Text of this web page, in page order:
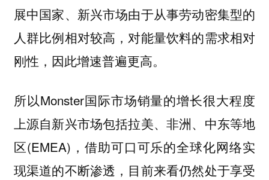
展中国家、新兴市场由于从事劳动密集型的
人群比例相对较高，对能量饮料的需求相对
刚性，因此增速普遍更高。
所以Monster国际市场销量的增长很大程度
上源自新兴市场包括拉美、非洲、中东等地
区(EMEA)，借助可口可乐的全球化网络实
现渠道的不断渗透，目前来看仍然处于享受